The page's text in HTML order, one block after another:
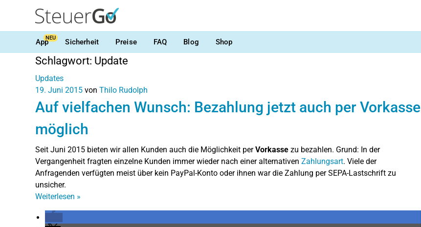
AppNEU Sicherheit Preise FAQ Blog Shop
Schlagwort: Update
Updates
19. Juni 2015 von Thilo Rudolph
Auf vielfachen Wunsch: Bezahlung jetzt auch per Vorkasse
möglich
Seit Juni 2015 bieten wir allen Kunden auch die Möglichkeit perVorkasse zu bezahlen. Grund: In der
Vergangenheit fragten einzelne Kunden immer wieder nach einer alternativen Zahlungsart. Viele der
Anfragenden verfügten meist über kein PayPal-Konto oder ihnen war die Zahlung per SEPA-Lastschrift zu
unsicher.
Weiterlesen »